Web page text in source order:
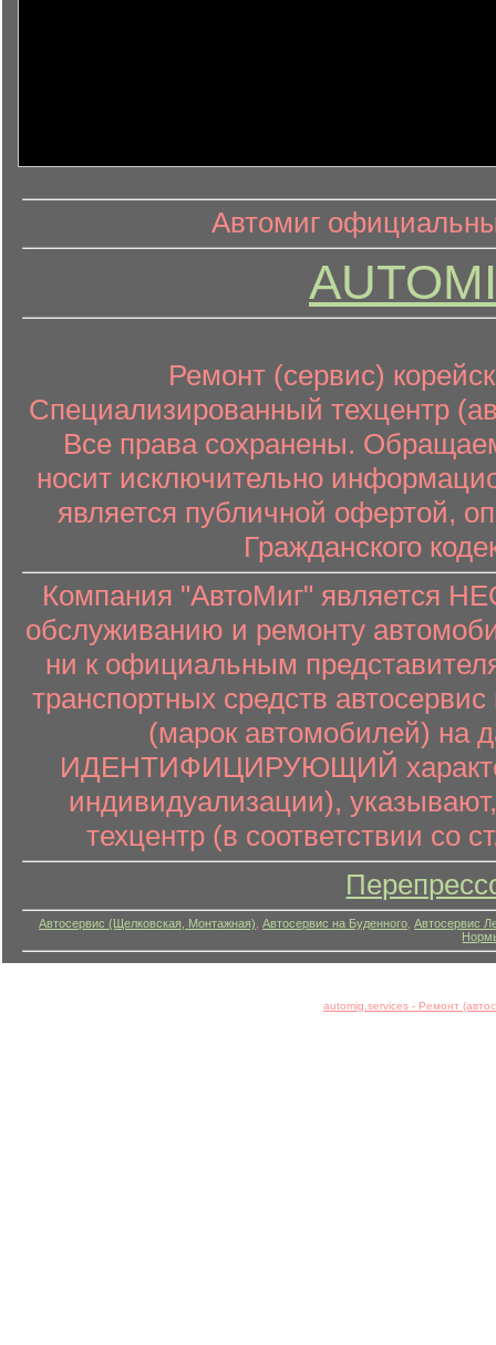
информационный контент
Автомиг
Ремонт (сервис)
Специализированный техцентр
Все права сохранены.
носит исключительно
является публичной офертой,
Гражданского
Компания "АвтоМиг" является
обслуживанию и ремонту
ни к официальным
транспортных средств
(марок автомобилей) на
ИДЕНТИФИЦИРУЮЩИЙ характер
индивидуализации),
техцентр (в соответствии со
Автосервис (Щелковская, Монтажная) Автосервис на Буденного Автосервис
automig.services - Ремонт